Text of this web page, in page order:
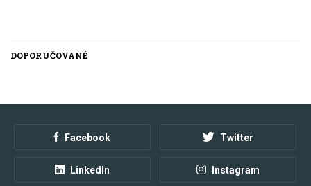
DOPORUČOVANÉ
Facebook Twitter
LinkedIn Instagram